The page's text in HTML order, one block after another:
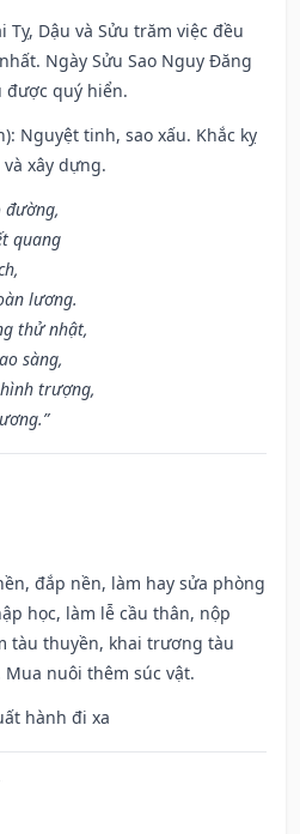
Tỵ, Dậu và Sửu trăm việc đều
Ngày Sửu Sao Nguy Đăng
được quý hiển.
Nguyệt tinh, sao xấu. Khắc kỵ
xây dựng.
đường,
quang
lương.
thử nhật,
sàng,
trượng,
đắp nền, làm hay sửa phòng
học, làm lễ cầu thân, nộp
tàu thuyền, khai trương tàu
nuôi thêm súc vật.
hành đi xa